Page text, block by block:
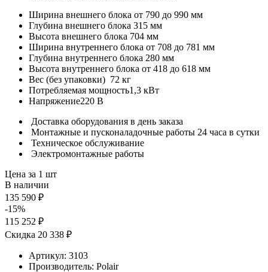
Ширина внешнего блока от 790 до 990 мм
Глубина внешнего блока 315 мм
Высота внешнего блока 704 мм
Ширина внутреннего блока от 708 до 781 мм
Глубина внутреннего блока 280 мм
Высота внутреннего блока от 418 до 618 мм
Вес (без упаковки) 72 кг
Потребляемая мощность1,3 кВт
Напряжение220 В
Доставка оборудования в день заказа
Монтажные и пусконаладочные работы 24 часа в сутки
Техническое обслуживание
Электромонтажные работы
Цена за 1 шт
В наличии
135 590 ₽
-15%
115 252 ₽
Скидка 20 338 ₽
Артикул: 3103
Производитель: Polair